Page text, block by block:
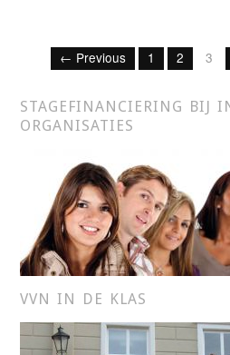
← Previous 1 2 3
STAGEFINANCIERING BIJ
ORGANISATIES
VVN IN DE KLAS